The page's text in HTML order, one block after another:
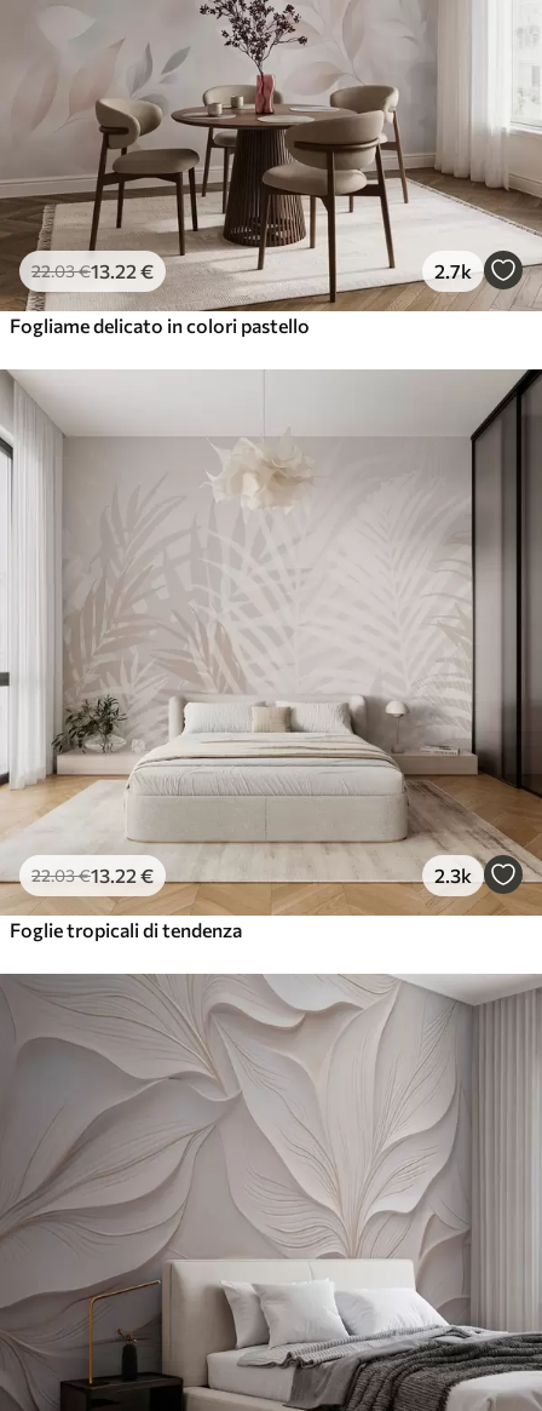
22.03€13 .22 € 2.7k
Fogliame delicato in colori pastello
22.03€13 .22 € 2.3k
Foglie tropicali di tendenza